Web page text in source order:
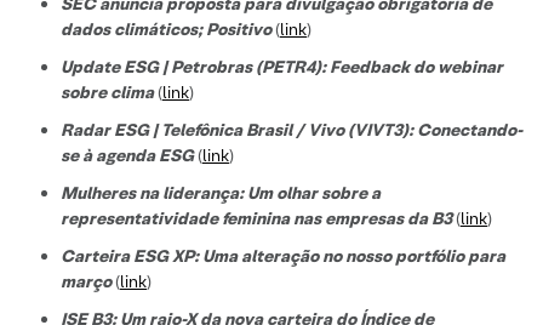
dados climáticos; Positivo(link)
Update ESG | Petrobras (PETR4): Feedback do webinar
sobre clima(link)
Radar ESG | Telefônica Brasil / Vivo (VIVT3): Conectando-
se à agenda ESG(link)
Mulheres na liderança: Um olhar sobre a
representatividade feminina nas empresas da B3(link)
Carteira ESG XP: Uma alteração no nosso portfólio para
março(link)
ISE B3: Um raio-X da nova carteira do Índice de